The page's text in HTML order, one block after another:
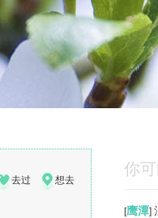
想去
去过
你
[鹰潭]